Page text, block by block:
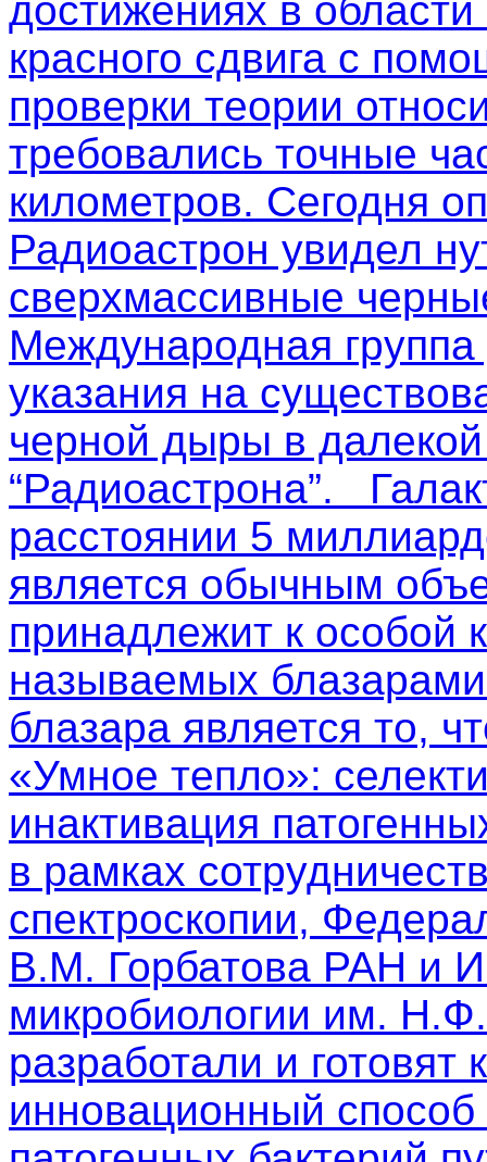
достижениях в
красного сдвига с
проверки теории
требовались точные
километров. Сегодня
Радиоастрон увидел
сверхмассивные
Международная
указания на
черной дыры в
“Радиоастрона”.
расстоянии 5
является обычным
принадлежит к особой
называемых
блазара является то,
«Умное тепло»:
инактивация
в рамках
спектроскопии,
В.М. Горбатова РАН и
микробиологии им.
разработали и готовят
инновационный